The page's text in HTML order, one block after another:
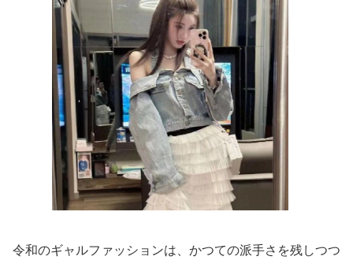
令和のギャルファッションは、かつての派手さを残しつつ